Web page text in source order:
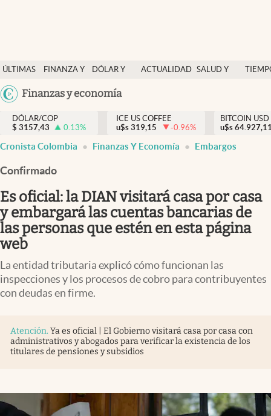
ÚLTIMAS
NOTICIAS
FINANZA Y
DÓLAR Y
ACTUALIDAD SALUD Y
México
USA
Finanzas y economía
Salud y nutrición
Vida espiritual
Actualidad
Colombia
DÓLAR/COP
$ 3157,43 0.13%
ICE US COFFEE
u$s 319,15 -0.96%
BITCOIN USD
u$s
Cronista Colombia Finanzas Y Economía Embargos
Confirmado
Es oficial: la DIAN visitará casa por casa
y embargará las cuentas bancarias de
las personas que estén en esta página
web
La entidad tributaria explicó cómo funcionan las
inspecciones y los procesos de cobro para contribuyentes
con deudas en firme.
Atención. Ya es oficial | El Gobierno visitará casa por casa con
administrativos y abogados para verificar la existencia de los
titulares de pensiones y subsidios